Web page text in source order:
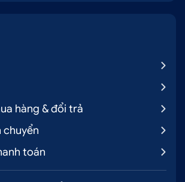
hàng & đổi trả
chuyển
toán